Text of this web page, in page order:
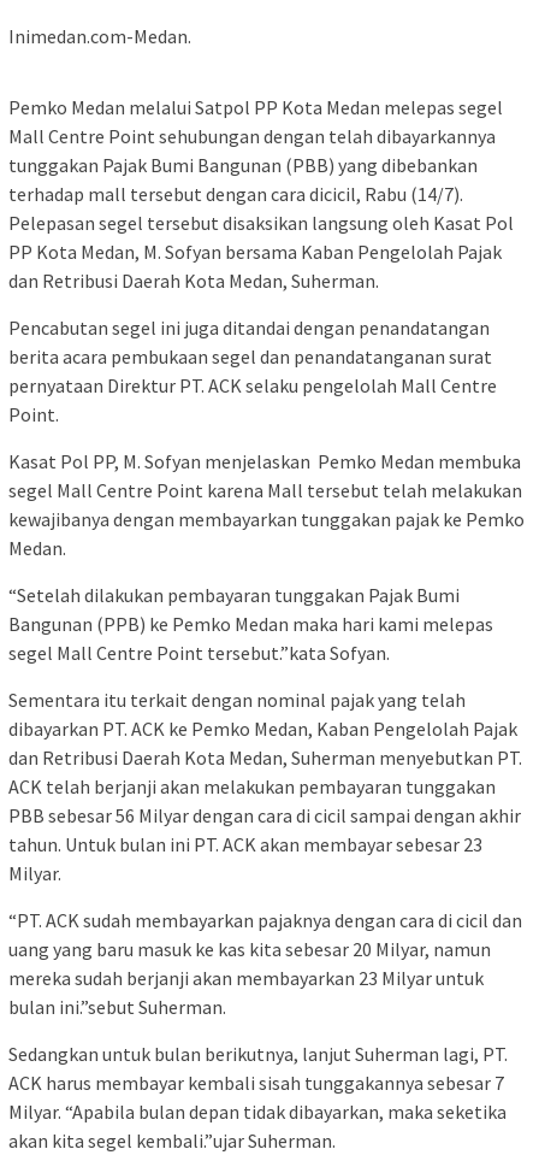
Inimedan.com-Medan.
Pemko Medan melalui Satpol PP Kota Medan melepas segel
Mall Centre Point sehubungan dengan telah dibayarkannya
tunggakan Pajak Bumi Bangunan (PBB) yang dibebankan
terhadap mall tersebut dengan cara dicicil, Rabu (14/7).
Pelepasan segel tersebut disaksikan langsung oleh Kasat Pol
PP Kota Medan, M. Sofyan bersama Kaban Pengelolah Pajak
dan Retribusi Daerah Kota Medan, Suherman.
Pencabutan segel ini juga ditandai dengan penandatangan
berita acara pembukaan segel dan penandatanganan surat
pernyataan Direktur PT. ACK selaku pengelolah Mall Centre
Point.
Kasat Pol PP, M. Sofyan menjelaskan Pemko Medan membuka
segel Mall Centre Point karena Mall tersebut telah melakukan
kewajibanya dengan membayarkan tunggakan pajak ke Pemko
Medan.
“Setelah dilakukan pembayaran tunggakan Pajak Bumi
Bangunan (PPB) ke Pemko Medan maka hari kami melepas
segel Mall Centre Point tersebut.”kata Sofyan.
Sementara itu terkait dengan nominal pajak yang telah
dibayarkan PT. ACK ke Pemko Medan, Kaban Pengelolah Pajak
dan Retribusi Daerah Kota Medan, Suherman menyebutkan PT.
ACK telah berjanji akan melakukan pembayaran tunggakan
PBB sebesar 56 Milyar dengan cara di cicil sampai dengan akhir
tahun. Untuk bulan ini PT. ACK akan membayar sebesar 23
Milyar.
“PT. ACK sudah membayarkan pajaknya dengan cara di cicil dan
uang yang baru masuk ke kas kita sebesar 20 Milyar, namun
mereka sudah berjanji akan membayarkan 23 Milyar untuk
bulan ini.”sebut Suherman.
Sedangkan untuk bulan berikutnya, lanjut Suherman lagi, PT.
ACK harus membayar kembali sisah tunggakannya sebesar 7
Milyar. “Apabila bulan depan tidak dibayarkan, maka seketika
akan kita segel kembali.”ujar Suherman.